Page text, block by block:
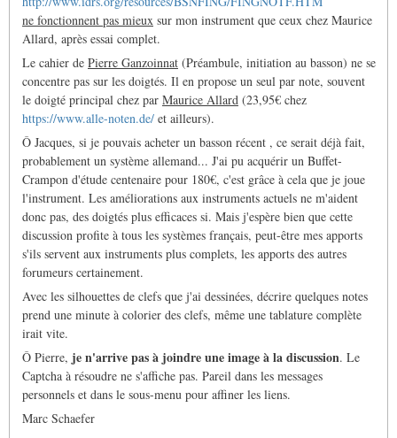
ne fonctionnent pas mieux sur mon instrument que ceux chez Maurice
Allard, après essai complet.
Le cahier de Pierre Ganzoinnat (Préambule, initiation au basson) ne se
concentre pas sur les doigtés. Il en propose un seul par note, souvent
le doigté principal chez par Maurice Allard (23,95€ chez
https://www.alle-noten.de/ et ailleurs).
Ô Jacques, si je pouvais acheter un basson récent , ce serait déjà fait,
probablement un système allemand... J'ai pu acquérir un Buffet-
Crampon d'étude centenaire pour 180€, c'est grâce à cela que je joue
l'instrument. Les améliorations aux instruments actuels ne m'aident
donc pas, des doigtés plus efficaces si. Mais j'espère bien que cette
discussion profite à tous les systèmes français, peut-être mes apports
s'ils servent aux instruments plus complets, les apports des autres
forumeurs certainement.
Avec les silhouettes de clefs que j'ai dessinées, décrire quelques notes
prend une minute à colorier des clefs, même une tablature complète
irait vite.
Ô Pierre, je n'arrive pas à joindre une image à la discussion. Le
Captcha à résoudre ne s'affiche pas. Pareil dans les messages
personnels et dans le sous-menu pour affiner les liens.
Marc Schaefer